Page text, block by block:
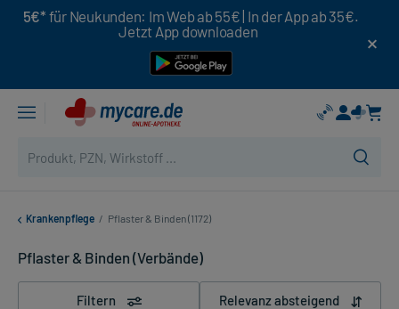
5€* für Neukunden: Im Web ab 55€ | In der App ab 35€.
Jetzt App downloaden
Krankenpflege / Pflaster & Binden (1172)
Pflaster & Binden (Verbände)
Filtern Relevanz absteigend